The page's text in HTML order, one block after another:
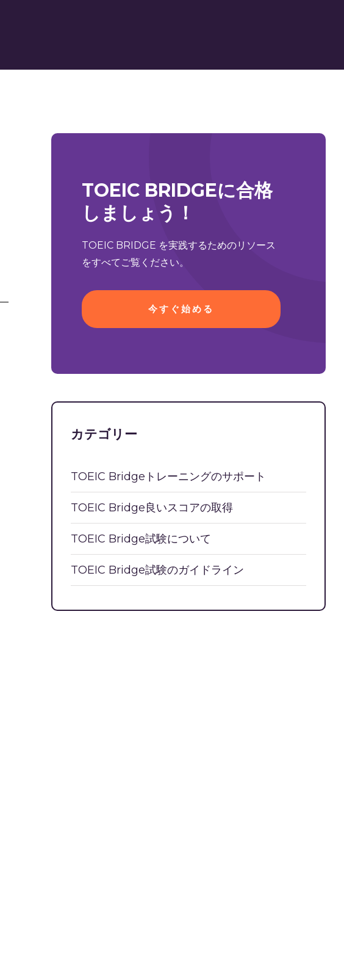
TOEIC BRIDGEに合格
しましょう！
TOEIC BRIDGE を実践するためのリソース
をすべてご覧ください。
今すぐ始める
カテゴリー
TOEIC Bridgeトレーニングのサポート
TOEIC Bridge良いスコアの取得
TOEIC Bridge試験について
TOEIC Bridge試験のガイドライン